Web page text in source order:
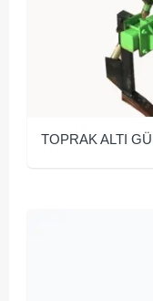
TOPRAK ALTI